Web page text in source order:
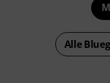
Alle